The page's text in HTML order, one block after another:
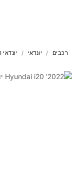
רכבים יונדאי יונדאי I20